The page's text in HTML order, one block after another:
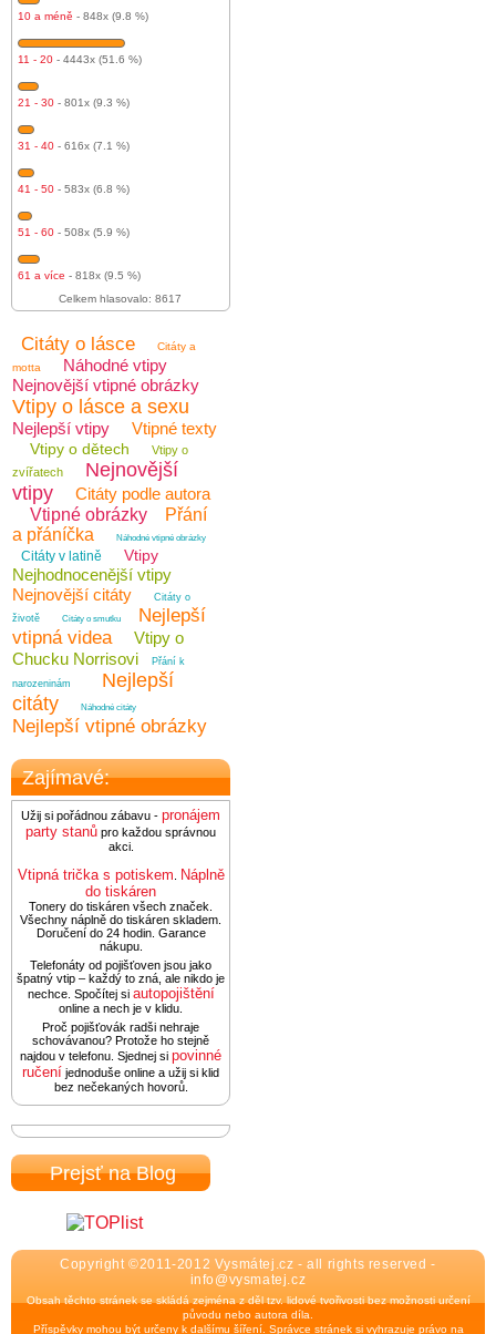
10 a méně - 848x (9.8 %)
11 - 20 - 4443x (51.6 %)
21 - 30 - 801x (9.3 %)
31 - 40 - 616x (7.1 %)
41 - 50 - 583x (6.8 %)
51 - 60 - 508x (5.9 %)
61 a více - 818x (9.5 %)
Celkem hlasovalo: 8617
Citáty o lásce
Citáty a
motta
Náhodné vtipy
Nejnovější vtipné obrázky
Vtipy o lásce a sexu
Nejlepší vtipy Vtipné texty
Vtipy o dětech
Vtipy o
zvířatech
Nejnovější
vtipy
Citáty podle autora
Vtipné obrázky
Přání
a přáníčka
Náhodné vtipné obrázky
Citáty v latině Vtipy
Nejhodnocenější vtipy
Nejnovější citáty
Citáty o
životě
Citáty o smutku
Nejlepší
vtipná videa
Vtipy o
Chucku Norrisovi
Přání k
narozeninám
Nejlepší
citáty
Náhodné citáty
Nejlepší vtipné obrázky
Zajímavé:
Užij si pořádnou zábavu - pronájem
party stanů pro každou správnou
akci.
Vtipná trička s potiskem Náplně
do tiskáren
Tonery do tiskáren všech značek.
Všechny náplně do tiskáren skladem.
Doručení do 24 hodin. Garance
nákupu.
Telefonáty od pojišťoven jsou jako
špatný vtip – každý to zná, ale nikdo je
nechce. Spočítej si autopojištění
online a nech je v klidu.
Proč pojišťovák radši nehraje
schovávanou? Protože ho stejně
najdou v telefonu. Sjednej si povinné
ručení jednoduše online a užij si klid
bez nečekaných hovorů.
Prejsť na Blog
Copyright ©2011-2012 Vysmátej.cz - all rights reserved -
info@vysmatej.cz
Obsah těchto stránek se skládá zejména z děl tzv. lidové tvořivosti bez možnosti určení
původu nebo autora díla.
Příspěvky mohou být určeny k dalšímu šíření. Správce stránek si vyhrazuje právo na